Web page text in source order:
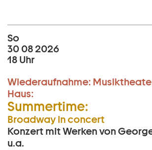
So
30 08 2026
18 Uhr
Wiederaufnahme:
Haus:
Summertime:
Broadway in concert
Konzert mit Werken von
u.a.